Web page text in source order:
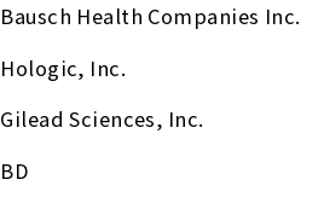
Bausch Health Companies Inc.
Hologic, Inc.
Gilead Sciences, Inc.
BD